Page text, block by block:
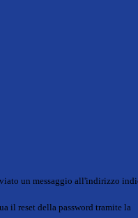
un messaggio all'indirizzo
il reset della password tramite la